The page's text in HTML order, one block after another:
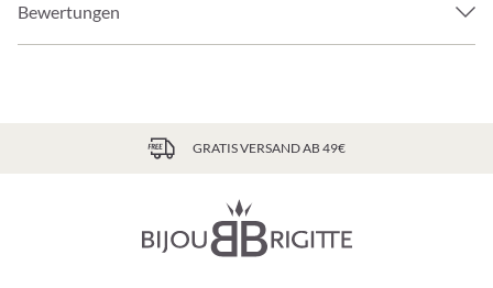
Bewertungen
GRATIS VERSAND AB 49€